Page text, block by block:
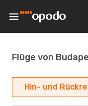
Flüge von
Hin- und